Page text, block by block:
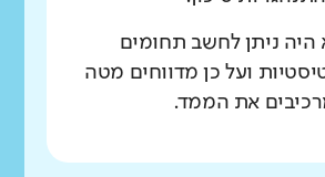
ניתן לחשב תחומים
ועל כן מדווחים מטה
את הממד.